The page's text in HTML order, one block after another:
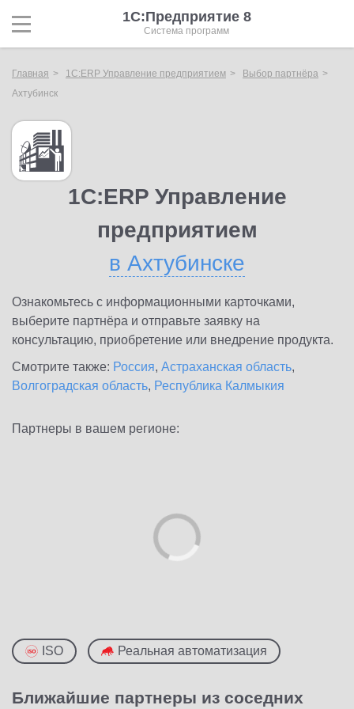
1С:Предприятие 8
Система программ
Главная 1С:ERP Управление предприятием
Выбор партнёра
Ахтубинск
1С:ERP Управление
предприятием
в Ахтубинске
Ознакомьтесь с информационными карточками,
выберите партнёра и отправьте заявку на
консультацию, приобретение или внедрение продукта.
Смотрите также: Россия, Астраханская область,
Волгоградская область, Республика Калмыкия
Партнеры в вашем регионе:
ISO Реальная автоматизация
Ближайшие партнеры из соседних